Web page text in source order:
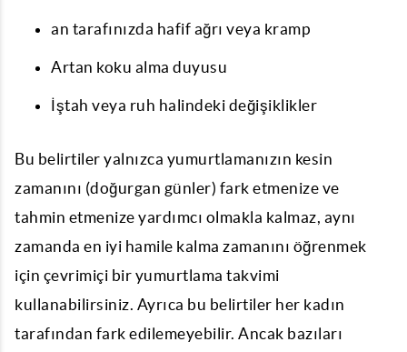
an tarafınızda hafif ağrı veya kramp
Artan koku alma duyusu
İştah veya ruh halindeki değişiklikler
Bu belirtiler yalnızca yumurtlamanızın kesin
zamanını (doğurgan günler) fark etmenize ve
tahmin etmenize yardımcı olmakla kalmaz, aynı
zamanda en iyi hamile kalma zamanını öğrenmek
için çevrimiçi bir yumurtlama takvimi
kullanabilirsiniz. Ayrıca bu belirtiler her kadın
tarafından fark edilemeyebilir. Ancak bazıları